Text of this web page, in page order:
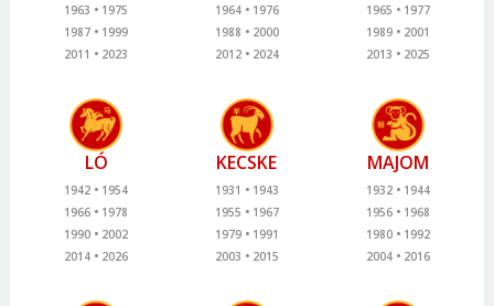
1963
1975
1987
1999
2011
2023
1964
1976
1988
2000
2012
2024
1965
1977
1989
2001
2013
2025
LÓ
1942
1954
1966
1978
1990
2002
2014
2026
KECSKE
1931
1943
1955
1967
1979
1991
2003
2015
MAJOM
1932
1944
1956
1968
1980
1992
2004
2016